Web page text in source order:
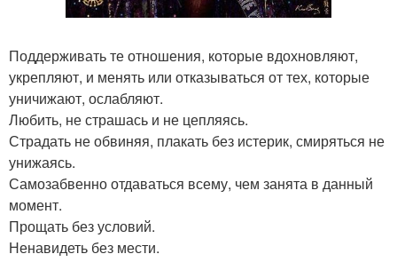
Поддерживать те отношения, которые вдохновляют,
укрепляют, и менять или отказываться от тех, которые
уничижают, ослабляют.
Любить, не страшась и не цепляясь.
Страдать не обвиняя, плакать без истерик, смиряться не
унижаясь.
Самозабвенно отдаваться всему, чем занята в данный
момент.
Прощать без условий.
Ненавидеть без мести.